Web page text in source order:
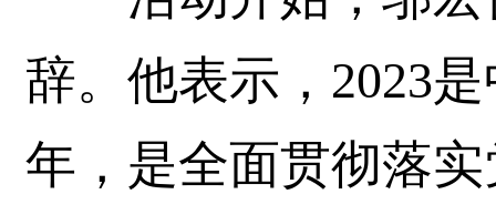
辞。他表示，2023
年，是全面贯彻落